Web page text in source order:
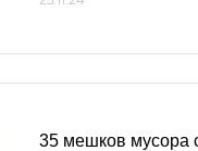
35 мешков мусора